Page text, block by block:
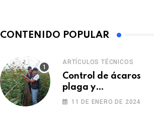
CONTENIDO POPULAR
ARTÍCULOS TÉCNICOS
Control de ácaros
plaga y
fortalecimiento de
11 DE ENERO DE 2024